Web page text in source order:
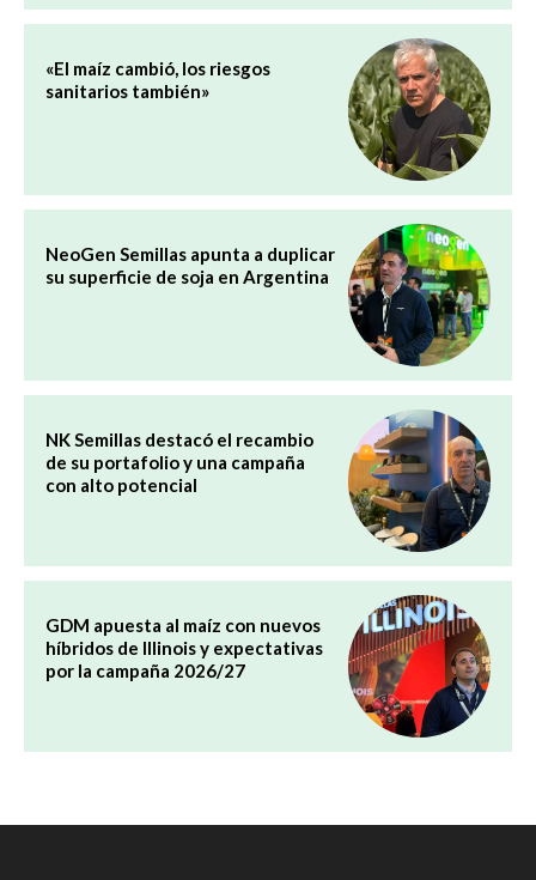
«El maíz cambió, los riesgos
sanitarios también»
NeoGen Semillas apunta a duplicar
su superficie de soja en Argentina
NK Semillas destacó el recambio
de su portafolio y una campaña
con alto potencial
GDM apuesta al maíz con nuevos
híbridos de Illinois y expectativas
por la campaña 2026/27